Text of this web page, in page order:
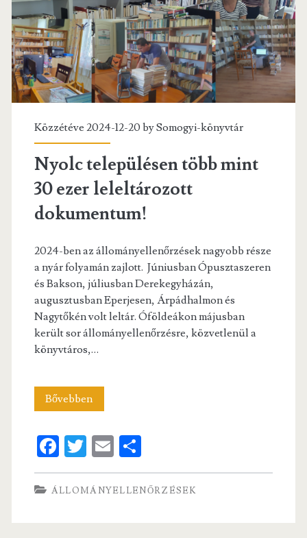
Közzétéve 2024-12-20 bySomogyi-könyvtár
Nyolc településen több mint
30 ezer leleltározott
dokumentum!
2024-ben az állományellenőrzések nagyobb része
a nyár folyamán zajlott. Júniusban Ópusztaszeren
és Bakson, júliusban Derekegyházán,
augusztusban Eperjesen, Árpádhalmon és
Nagytőkén volt leltár. Óföldeákon májusban
került sor állományellenőrzésre, közvetlenül a
könyvtáros,…
BővebbenNyolc
több
mint
30
Fa
ce
b
T
w
itt
E
m
ai
S
ha
re
ÁLLOMÁNYELLENŐRZÉSEK